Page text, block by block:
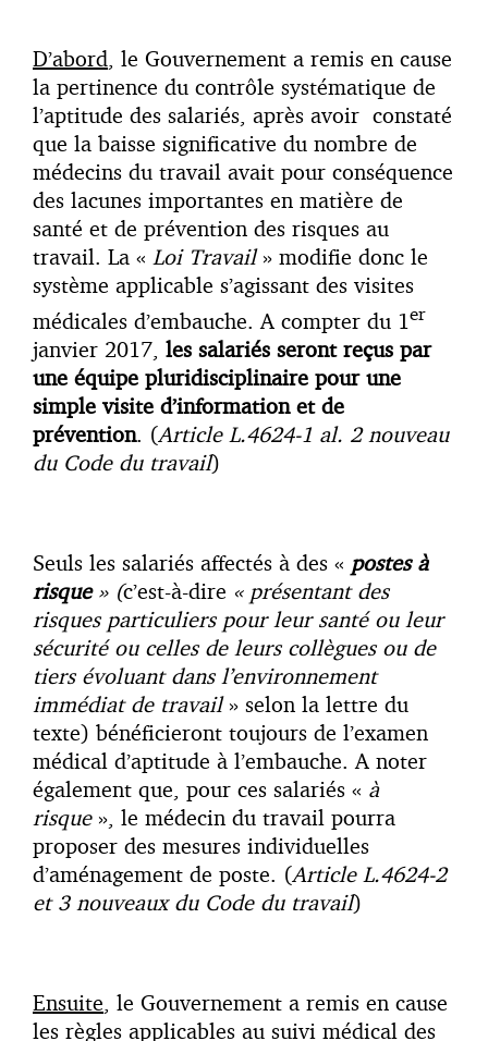
D’abord, le Gouvernement a remis en cause
la pertinence du contrôle systématique de
l’aptitude des salariés, après avoir constaté
que la baisse significative du nombre de
médecins du travail avait pour conséquence
des lacunes importantes en matière de
santé et de prévention des risques au
travail. La « Loi Travail» modifie donc le
système applicable s’agissant des visites
médicales d’embauche. A compter du 1 er
janvier 2017, les salariés seront reçus par
une équipe pluridisciplinaire pour une
simple visite d’information et de
prévention. (Article L.4624-1 al. 2 nouveau
du Code du travail)
Seuls les salariés affectés à des « postes à
risque» (c’est-à-dire « présentant des
risques particuliers pour leur santé ou leur
sécurité ou celles de leurs collègues ou de
tiers évoluant dans l’environnement
immédiat de travail » selon la lettre du
texte) bénéficieront toujours de l’examen
médical d’aptitude à l’embauche. A noter
également que, pour ces salariés « à
risque », le médecin du travail pourra
proposer des mesures individuelles
d’aménagement de poste. (Article L.4624-2
et 3 nouveaux du Code du travail)
Ensuite , le Gouvernement a remis en cause
les règles applicables au suivi médical des